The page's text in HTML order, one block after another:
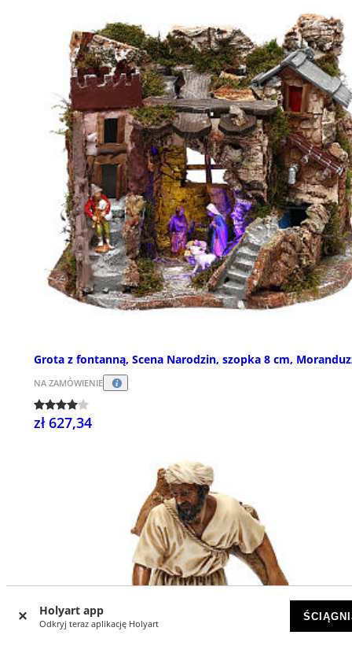
Holyart app
Odkryj teraz aplikację Holyart
Grota z fontanną, Scena Narodzin, szopka 8 cm,
NA ZAMÓWIENIE
zł 627,34